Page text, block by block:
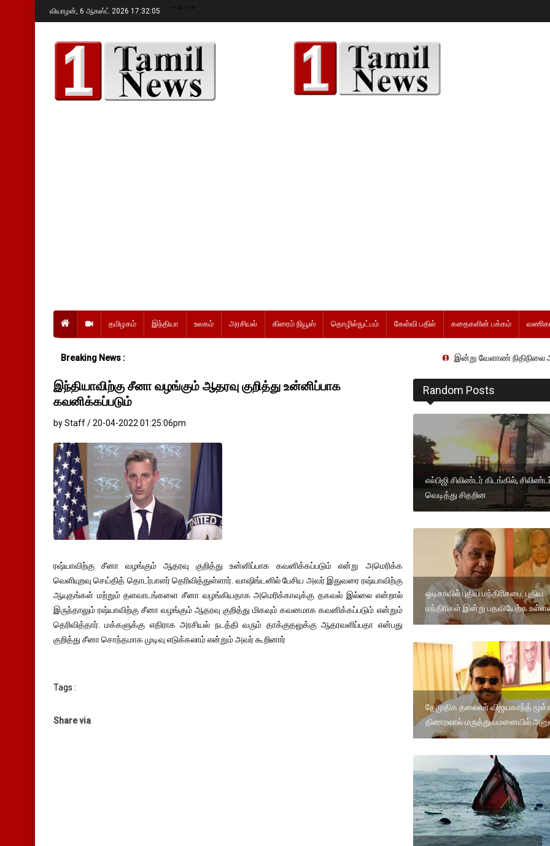
வியாழன், 6 ஆகஸ்ட் 2026 17:32:06 --> -->
தமிழகம் இந்தியா உலகம் அரசியல் கிரைம் நியூஸ் தொழில்நுட்பம் கேள்வி பதில் கதைகளின் பக்கம்
Breaking News : இன்று வேளாண் நிதிநிலை அறிக்கை
இந்தியாவிற்கு சீனா வழங்கும் ஆதரவு குறித்து உன்னிப்பாக
கவனிக்கப்படும்
by Staff / 20-04-2022 01:25:06pm
ரஷ்யாவிற்கு சீனா வழங்கும் ஆதரவு குறித்து உன்னிப்பாக கவனிக்கப்படும் என்று அமெரிக்க
வெளியுறவு செய்தித் தொடர்பாளர் தெரிவித்துள்ளார். வாஷிங்டனில் பேசிய அவர் இதுவரை ரஷ்யாவிற்கு
ஆயுதங்கள் மற்றும் தளவாடங்களை சீனா வழங்கியதாக அமெரிக்காவுக்கு தகவல் இல்லை என்றால்
இருந்தாலும் ரஷ்யாவிற்கு சீனா வழங்கும் ஆதரவு குறித்து மிகவும் கவனமாக கவனிக்கப்படும் என்றும்
தெரிவித்தார். மக்களுக்கு எதிராக அரசியல் நடத்தி வரும் தாக்குதலுக்கு ஆதரவளிப்பதா என்பது
குறித்து சீனா சொந்தமாக முடிவு எடுக்கலாம் என்றும் அவர் கூறினார்
Tags :
Share via
Random Posts
எல்பிஜி சிலிண்டர் கிடங்கில்,
வெடித்து சிதறின
ஒடிசாவில் புதிய மந்திரிசபை: புதிய
மந்திரிகள் இன்று பதவியேற்க
தேமுதிக தலைவர் விஜயகாந்த்
திணறலால் மருத்துவமனையில்